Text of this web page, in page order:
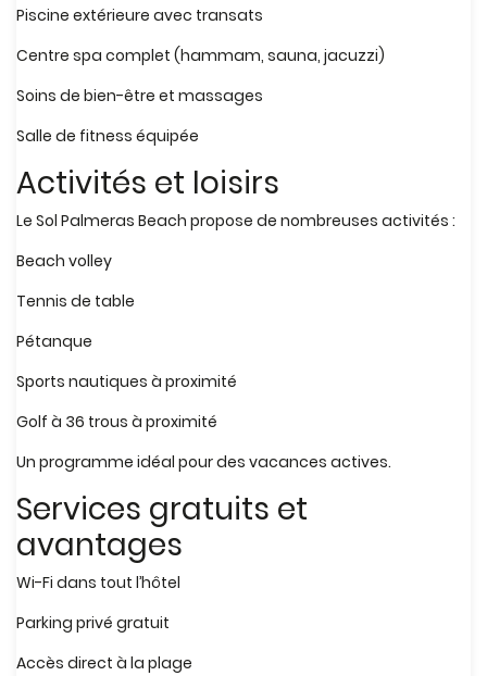
Piscine extérieure avec transats
Centre spa complet (hammam, sauna, jacuzzi)
Soins de bien-être et massages
Salle de fitness équipée
Activités et loisirs
Le Sol Palmeras Beach propose de nombreuses activités :
Beach volley
Tennis de table
Pétanque
Sports nautiques à proximité
Golf à 36 trous à proximité
Un programme idéal pour des vacances actives.
Services gratuits et
avantages
Wi-Fi dans tout l’hôtel
Parking privé gratuit
Accès direct à la plage